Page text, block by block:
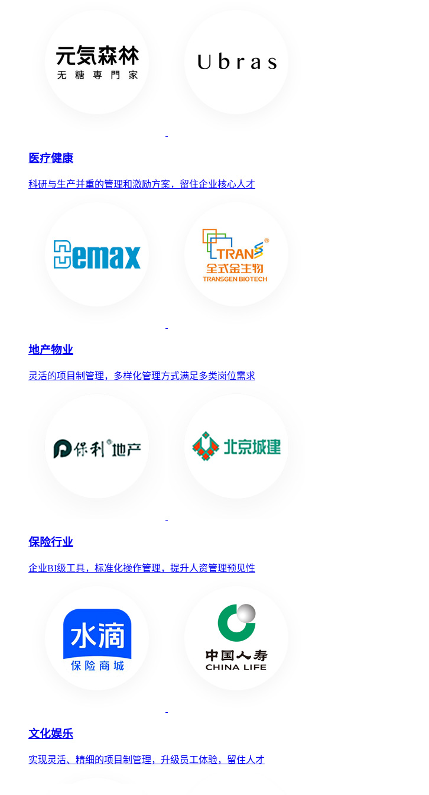
医疗健康
科研与生产并重的管理和激励方案，留住企业核心人才
地产物业
灵活的项目制管理，多样化管理方式满足多类岗位需求
保险行业
企业BI级工具，标准化操作管理，提升人资管理预见性
文化娱乐
实现灵活、精细的项目制管理，升级员工体验，留住人才